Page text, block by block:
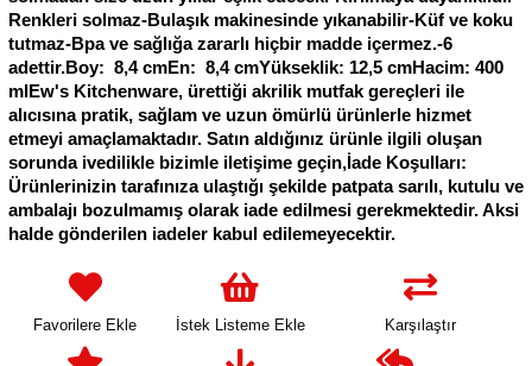
Renkleri solmaz-Bulaşık makinesinde yıkanabilir-Küf ve koku
tutmaz-Bpa ve sağlığa zararlı hiçbir madde içermez.-6
adettir.Boy: 8,4 cmEn: 8,4 cmYükseklik: 12,5 cmHacim: 400
mlEw's Kitchenware, ürettiği akrilik mutfak gereçleri ile
alıcısına pratik, sağlam ve uzun ömürlü ürünlerle hizmet
etmeyi amaçlamaktadır. Satın aldığınız ürünle ilgili oluşan
sorunda ivedilikle bizimle iletişime geçin,İade Koşulları:
Ürünlerinizin tarafınıza ulaştığı şekilde patpata sarılı, kutulu ve
ambalajı bozulmamış olarak iade edilmesi gerekmektedir. Aksi
halde gönderilen iadeler kabul edilemeyecektir.
Favorilere Ekle İstek Listeme Ekle Karşılaştır